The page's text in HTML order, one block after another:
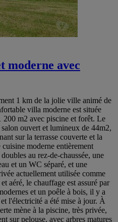
moderne avec
1 km de la jolie ville animé de
villa moderne est située
200 m2 avec piscine et forêt. Le
ouvert et lumineux de 44m2,
sur la terrasse couverte et la
moderne entièrement
au rez-de-chaussée, une
et un WC séparé, et une
actuellement utilisée comme
aéré, le chauffage est assuré par
et un poêle à bois, il y a
l'électricité a été mise à jour. À
mène à la piscine, très privée,
sur pelouse, avec arbres matures